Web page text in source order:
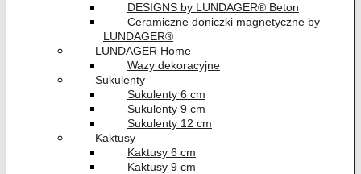
DESIGNS by LUNDAGER® Beton
Ceramiczne doniczki magnetyczne by
LUNDAGER®
LUNDAGER Home
Wazy dekoracyjne
Sukulenty
Sukulenty 6 cm
Sukulenty 9 cm
Sukulenty 12 cm
Kaktusy
Kaktusy 6 cm
Kaktusy 9 cm